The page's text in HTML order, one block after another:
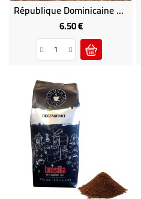
République Dominicaine Barahona 1Kg - Café Des Caraïbes
6.50 €Price